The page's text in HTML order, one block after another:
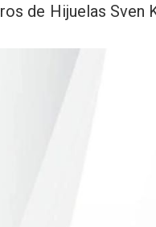
de Hijuelas